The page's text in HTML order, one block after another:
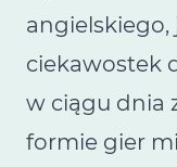
angielskiego,
ciekawostek
w ciągu dnia
formie gier